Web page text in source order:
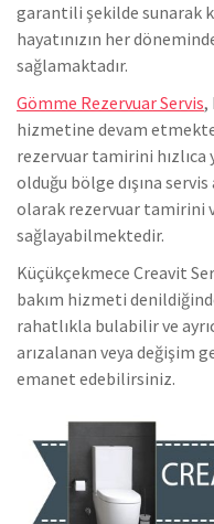
garantili şekilde sunarak
hayatınızın her
sağlamaktadır.
Gömme Rezervuar Servis,
hizmetine devam
rezervuar tamirini
olduğu bölge dışına
olarak rezervuar tamirini
sağlayabilmektedir.
Küçükçekmece Creavit
bakım hizmeti
rahatlıkla bulabilir ve
arızalanan veya değişim
emanet edebilirsiniz.